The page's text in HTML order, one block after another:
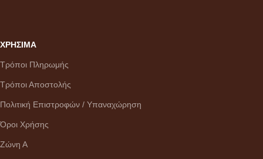
ΧΡΗΣΙΜΑ
Τρόποι Πληρωμής
Τρόποι Αποστολής
Πολιτική Επιστροφών / Υπαναχώρηση
Όροι Χρήσης
Ζώνη Α